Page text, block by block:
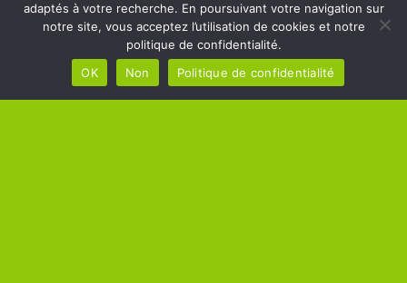
MAIRIE DE
Square Raoul Breton –
HORAIRES DE
LA MAIRIE
adaptés à votre recherche. En poursuivant votre navigation sur
notre site, vous acceptez l’utilisation de cookies et notre
politique de confidentialité.
OK
Non Politique de confidentialité